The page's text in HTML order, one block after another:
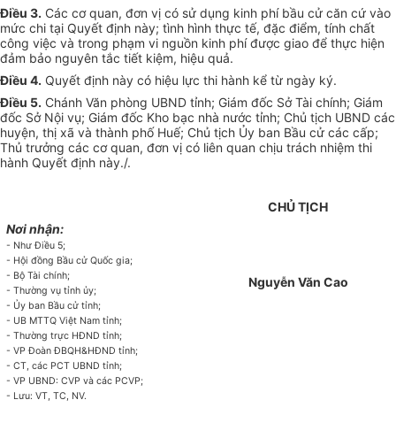
Điều 3. Các cơ quan, đơn vị có sử dụng kinh phí bầu cử căn cứ vào
mức chi tại Quyết định này; tình hình thực tế, đặc điểm, tính chất
công việc và trong phạm vi nguồn kinh phí được giao để thực hiện
đảm bảo nguyên tắc tiết kiệm, hiệu quả.
Điều 4. Quyết định này có hiệu lực thi hành kể từ ngày ký.
Điều 5. Chánh Văn phòng UBND tỉnh; Giám đốc Sở Tài chính; Giám
đốc Sở Nội vụ; Giám đốc Kho bạc nhà nước tỉnh; Chủ tịch UBND các
huyện, thị xã và thành phố Huế; Chủ tịch Ủy ban Bầu cử các cấp;
Thủ trưởng các cơ quan, đơn vị có liên quan chịu trách nhiệm thi
hành Quyết định này./.
Nơi nhận:
- Như Điều 5;
- Hội đồng Bầu cử Quốc gia;
- Bộ Tài chính;
- Thường vụ tỉnh ủy;
- Ủy ban Bầu cử tỉnh;
- UB MTTQ Việt Nam tỉnh;
- Thường trực HĐND tỉnh;
- VP Đoàn ĐBQH&HĐND tỉnh;
- CT, các PCT UBND tỉnh;
- VP UBND: CVP và các PCVP;
- Lưu: VT, TC, NV.
CHỦ TỊCH
Nguyễn Văn Cao